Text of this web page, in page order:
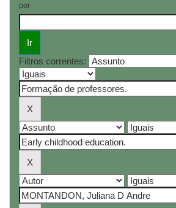
por
Filtros correntes: